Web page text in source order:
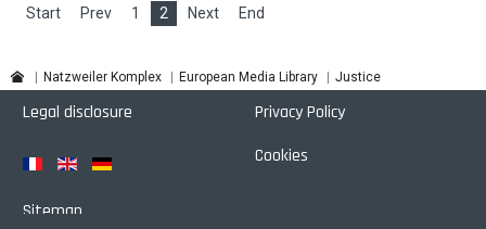
Start Prev 1 2 Next End
Natzweiler Komplex European Media Library Justice
Legal disclosure
Privacy Policy
Cookies
Sitemap